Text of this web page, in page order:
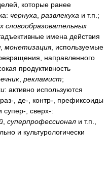
которые ранее
чернуха развлекуха и т.п.;
словообразовательных
имена действия
, монетизация, используемые
направленного
продуктивность
рекламист;
: активно используются
, де-, контр-, префиксоиды
супер-, сверх-:
суперпрофессионал и т.п.,
и культурологически